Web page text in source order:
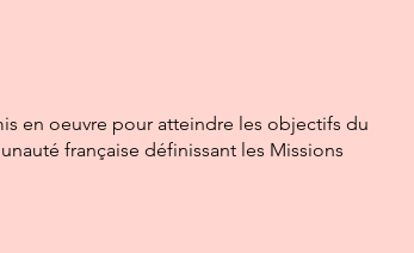
en oeuvre pour atteindre les objectifs du
française définissant les Missions